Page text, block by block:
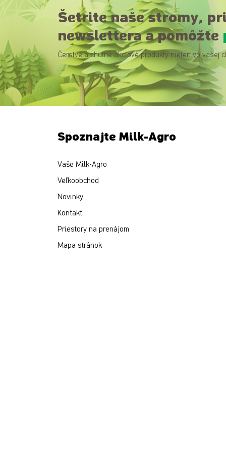
Šetrite naše stromy,
newslettera a pomôžte
Čerstvé a chutné akciové produkty nielen vo vašej
Spoznajte Milk-Agro
Vaše Milk-Agro
Veľkoobchod
Novinky
Kontakt
Priestory na prenájom
Mapa stránok